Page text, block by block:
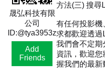
晟弘科技有限
公司
ID:@tya3953z
Add
Friends
方法(三) 搜尋
有任何投影機
求都歡迎透過
我們會不定期
資訊，歡迎
握我們的最新